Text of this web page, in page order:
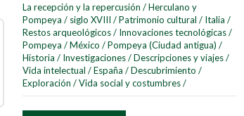
La recepción y la repercusión / Herculano y
Pompeya / siglo XVIII / Patrimonio cultural / Italia /
Restos arqueológicos / Innovaciones tecnológicas /
Pompeya / México / Pompeya (Ciudad antigua) /
Historia / Investigaciones / Descripciones y viajes /
Vida intelectual / España / Descubrimiento /
Exploración / Vida social y costumbres /